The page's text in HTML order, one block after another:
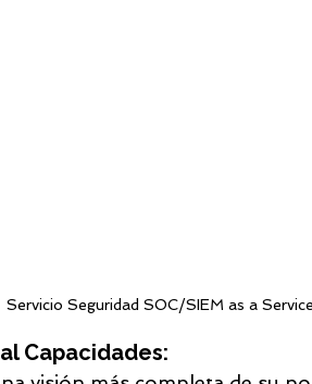
Servicio Seguridad SOC/SIEM as a
Capacidades: